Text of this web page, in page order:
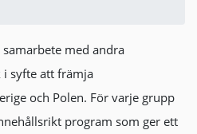
med andra
i syfte att främja
och Polen. För varje grupp
program som ger ett